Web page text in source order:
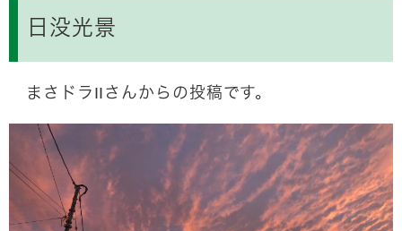
日没光景
まさドラIIさんからの投稿です。